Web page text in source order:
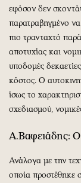
εφόσον δεν
παρατραβηγμένο
πιο τρανταχτό
αποτυχίας και
υποδομές
κόστος. Ο
ίσως το
σχεδιασμού,
Α.Βαφειάδης:
Ανάλογα με την
οποία προστέθηκε